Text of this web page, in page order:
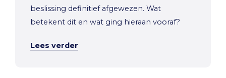
beslissing definitief afgewezen. Wat
betekent dit en wat ging hieraan vooraf?
Lees verder